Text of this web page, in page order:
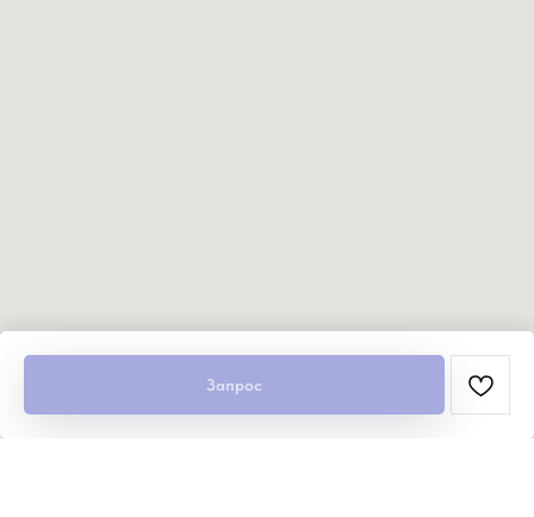
Запрос